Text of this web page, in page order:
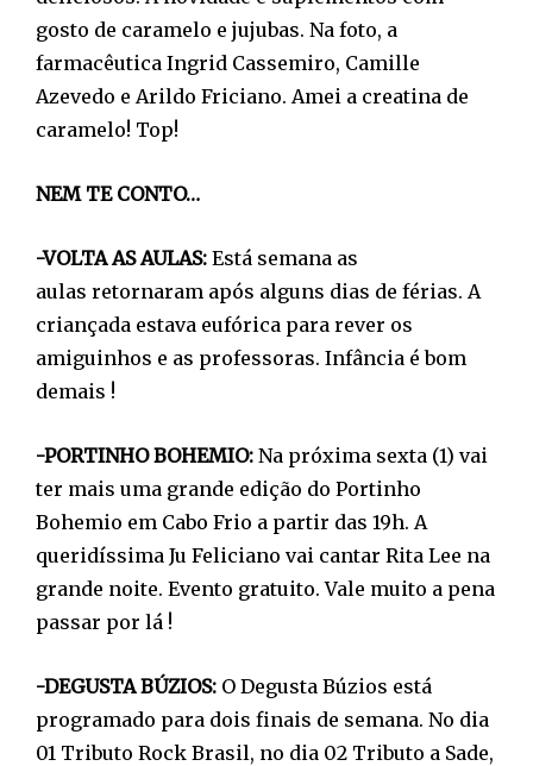
gosto de caramelo e jujubas. Na foto, a
farmacêutica Ingrid Cassemiro, Camille
Azevedo e Arildo Friciano. Amei a creatina de
caramelo! Top!
NEM TE CONTO…
-VOLTA AS AULAS: Está semana as
aulas retornaram após alguns dias de férias. A
criançada estava eufórica para rever os
amiguinhos e as professoras. Infância é bom
demais !
-PORTINHO BOHEMIO: Na próxima sexta (1) vai
ter mais uma grande edição do Portinho
Bohemio em Cabo Frio a partir das 19h. A
queridíssima Ju Feliciano vai cantar Rita Lee na
grande noite. Evento gratuito. Vale muito a pena
passar por lá !
-DEGUSTA BÚZIOS: O Degusta Búzios está
programado para dois finais de semana. No dia
01 Tributo Rock Brasil, no dia 02 Tributo a Sade,